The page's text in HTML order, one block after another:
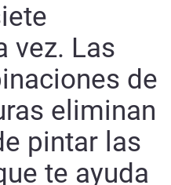
vez. Las
de
eliminan
pintar las
te ayuda